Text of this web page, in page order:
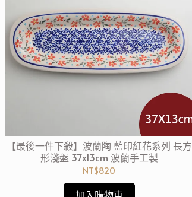
【最後一件下殺】波蘭陶 藍印紅花系列 長方
形淺盤 37x13cm 波蘭手工製
NT$820